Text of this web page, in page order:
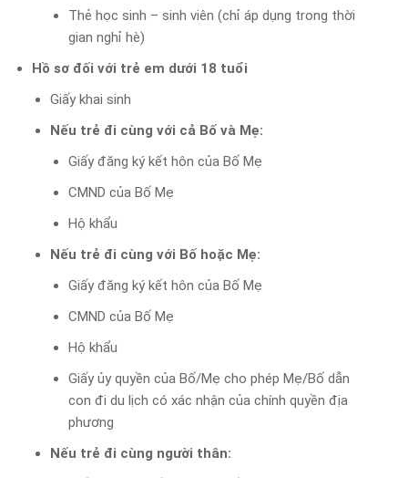
Thẻ học sinh – sinh viên (chỉ áp dụng trong thời
gian nghỉ hè)
Hồ sơ đối với trẻ em dưới 18 tuổi
Giấy khai sinh
Nếu trẻ đi cùng với cả Bố và Mẹ:
Giấy đăng ký kết hôn của Bố Mẹ
CMND của Bố Mẹ
Hộ khẩu
Nếu trẻ đi cùng với Bố hoặc Mẹ:
Giấy đăng ký kết hôn của Bố Mẹ
CMND của Bố Mẹ
Hộ khẩu
Giấy ủy quyền của Bố/Mẹ cho phép Mẹ/Bố dẫn
con đi du lịch có xác nhận của chính quyền địa
phương
Nếu trẻ đi cùng người thân: